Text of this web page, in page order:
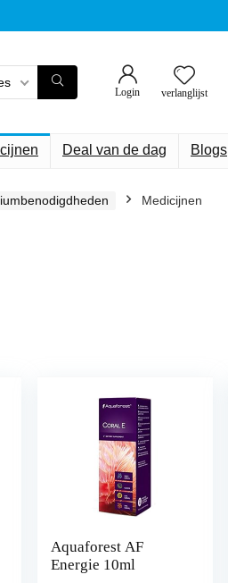
Login verlanglijst
Deal van de dag Blogs
Medicijnen
Aquaforest AF
Energie 10ml